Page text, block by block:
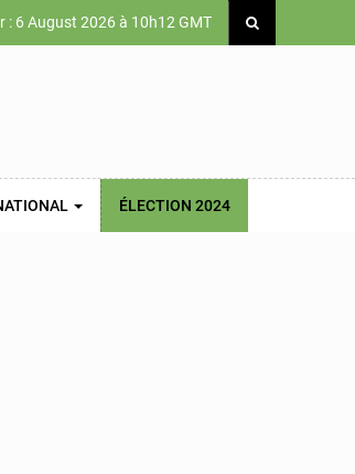
: 6 August 2026 à 10h12 GMT
ÉLECTION 2024